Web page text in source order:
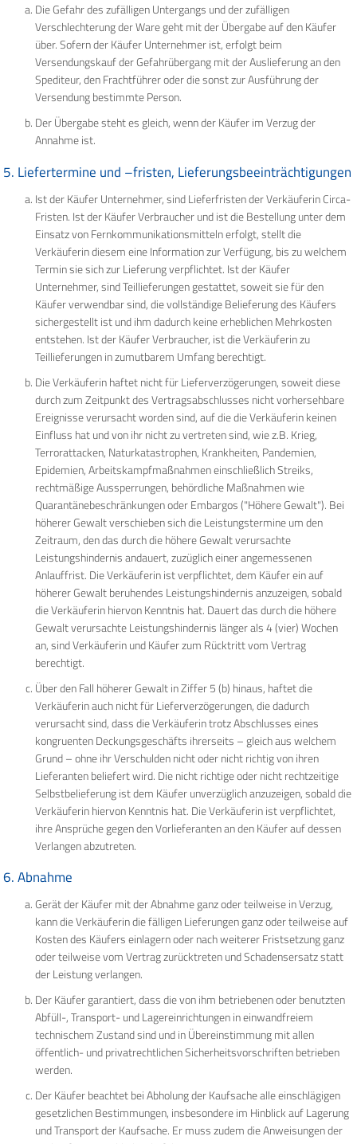
Die Gefahr des zufälligen Untergangs und der zufälligen
Verschlechterung der Ware geht mit der Übergabe auf den Käufer
über. Sofern der Käufer Unternehmer ist, erfolgt beim
Versendungskauf der Gefahrübergang mit der Auslieferung an den
Spediteur, den Frachtführer oder die sonst zur Ausführung der
Versendung bestimmte Person.
Der Übergabe steht es gleich, wenn der Käufer im Verzug der
Annahme ist.
5. Liefertermine und –fristen, Lieferungsbeeinträchtigungen
Ist der Käufer Unternehmer, sind Lieferfristen der Verkäuferin Circa-
Fristen. Ist der Käufer Verbraucher und ist die Bestellung unter dem
Einsatz von Fernkommunikationsmitteln erfolgt, stellt die
Verkäuferin diesem eine Information zur Verfügung, bis zu welchem
Termin sie sich zur Lieferung verpflichtet. Ist der Käufer
Unternehmer, sind Teillieferungen gestattet, soweit sie für den
Käufer verwendbar sind, die vollständige Belieferung des Käufers
sichergestellt ist und ihm dadurch keine erheblichen Mehrkosten
entstehen. Ist der Käufer Verbraucher, ist die Verkäuferin zu
Teillieferungen in zumutbarem Umfang berechtigt.
Die Verkäuferin haftet nicht für Lieferverzögerungen, soweit diese
durch zum Zeitpunkt des Vertragsabschlusses nicht vorhersehbare
Ereignisse verursacht worden sind, auf die die Verkäuferin keinen
Einfluss hat und von ihr nicht zu vertreten sind, wie z.B. Krieg,
Terrorattacken, Naturkatastrophen, Krankheiten, Pandemien,
Epidemien, Arbeitskampfmaßnahmen einschließlich Streiks,
rechtmäßige Aussperrungen, behördliche Maßnahmen wie
Quarantänebeschränkungen oder Embargos ("Höhere Gewalt"). Bei
höherer Gewalt verschieben sich die Leistungstermine um den
Zeitraum, den das durch die höhere Gewalt verursachte
Leistungshindernis andauert, zuzüglich einer angemessenen
Anlauffrist. Die Verkäuferin ist verpflichtet, dem Käufer ein auf
höherer Gewalt beruhendes Leistungshindernis anzuzeigen, sobald
die Verkäuferin hiervon Kenntnis hat. Dauert das durch die höhere
Gewalt verursachte Leistungshindernis länger als 4 (vier) Wochen
an, sind Verkäuferin und Käufer zum Rücktritt vom Vertrag
berechtigt.
Über den Fall höherer Gewalt in Ziffer 5 (b) hinaus, haftet die
Verkäuferin auch nicht für Lieferverzögerungen, die dadurch
verursacht sind, dass die Verkäuferin trotz Abschlusses eines
kongruenten Deckungsgeschäfts ihrerseits – gleich aus welchem
Grund – ohne ihr Verschulden nicht oder nicht richtig von ihren
Lieferanten beliefert wird. Die nicht richtige oder nicht rechtzeitige
Selbstbelieferung ist dem Käufer unverzüglich anzuzeigen, sobald die
Verkäuferin hiervon Kenntnis hat. Die Verkäuferin ist verpflichtet,
ihre Ansprüche gegen den Vorlieferanten an den Käufer auf dessen
Verlangen abzutreten.
6. Abnahme
Gerät der Käufer mit der Abnahme ganz oder teilweise in Verzug,
kann die Verkäuferin die fälligen Lieferungen ganz oder teilweise auf
Kosten des Käufers einlagern oder nach weiterer Fristsetzung ganz
oder teilweise vom Vertrag zurücktreten und Schadensersatz statt
der Leistung verlangen.
Der Käufer garantiert, dass die von ihm betriebenen oder benutzten
Abfüll-, Transport- und Lagereinrichtungen in einwandfreiem
technischem Zustand sind und in Übereinstimmung mit allen
öffentlich- und privatrechtlichen Sicherheitsvorschriften betrieben
werden.
Der Käufer beachtet bei Abholung der Kaufsache alle einschlägigen
gesetzlichen Bestimmungen, insbesondere im Hinblick auf Lagerung
und Transport der Kaufsache. Er muss zudem die Anweisungen der